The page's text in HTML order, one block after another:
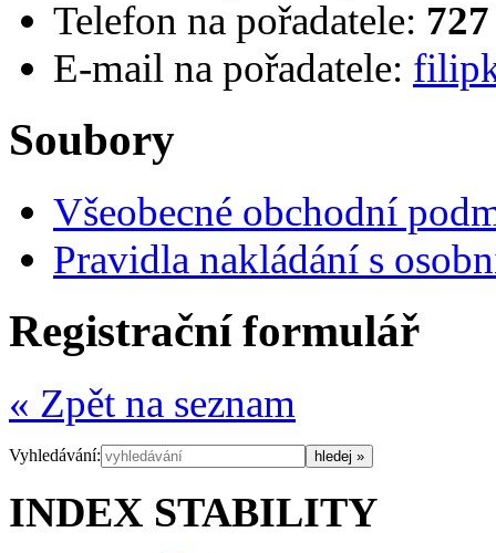
Telefon na pořadatele:
E-mail na pořadatele:
Soubory
Všeobecné obchodní
Pravidla nakládání s
Registrační formulář
« Zpět na seznam
Vyhledávání:
INDEX STABILITY